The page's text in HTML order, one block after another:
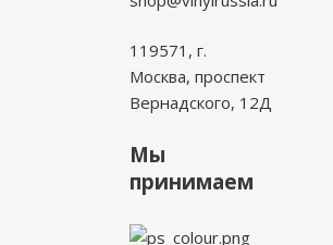
119571,г.
Москва, проспект
Вернадского, 12Д
Мы
принимаем